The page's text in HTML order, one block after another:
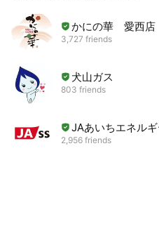
かにの華 愛西店
3,727 friends
犬山ガス
803 friends
JAあいちエネル
2,956 friends